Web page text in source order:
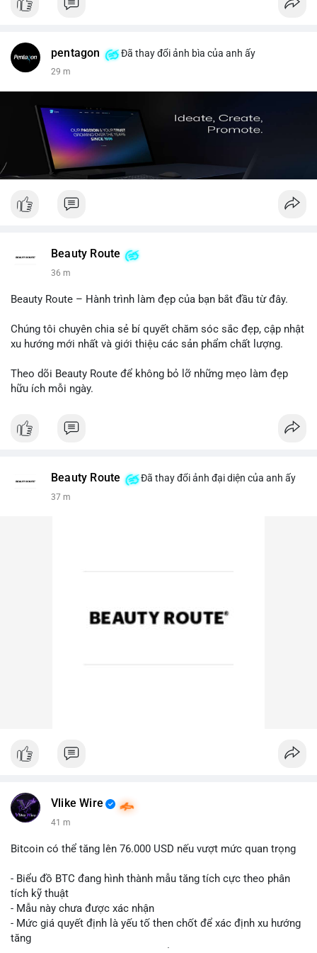
pentagon Đã thay đổi ảnh bìa của anh ấy
29 m
Beauty Route
36 m
Beauty Route – Hành trình làm đẹp của bạn bắt đầu từ đây.
Chúng tôi chuyên chia sẻ bí quyết chăm sóc sắc đẹp, cập nhật
xu hướng mới nhất và giới thiệu các sản phẩm chất lượng.
Theo dõi Beauty Route để không bỏ lỡ những mẹo làm đẹp
hữu ích mỗi ngày.
Beauty Route Đã thay đổi ảnh đại diện của anh ấy
38 m
Vlike Wire
41 m
Bitcoin có thể tăng lên 76.000 USD nếu vượt mức quan trọng
- Biểu đồ BTC đang hình thành mẫu tăng tích cực theo phân
tích kỹ thuật
- Mẫu này chưa được xác nhận
- Mức giá quyết định là yếu tố then chốt để xác định xu hướng
tăng